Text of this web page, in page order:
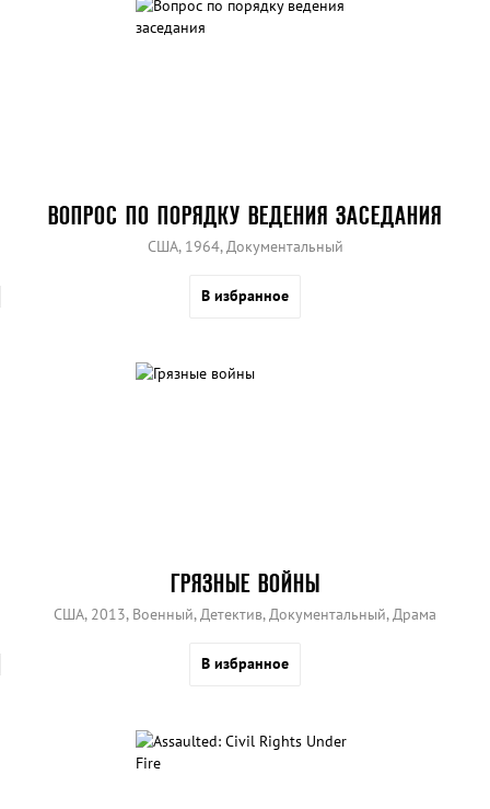
ВОПРОС ПО ПОРЯДКУ ВЕДЕНИЯ ЗАСЕДАНИЯ
США, 1964, Документальный
В избранное
ГРЯЗНЫЕ ВОЙНЫ
США, 2013, Военный, Детектив, Документальный, Драма
В избранное